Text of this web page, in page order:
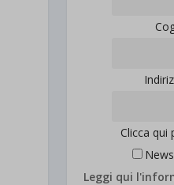
Clicca qui
Leggi qui